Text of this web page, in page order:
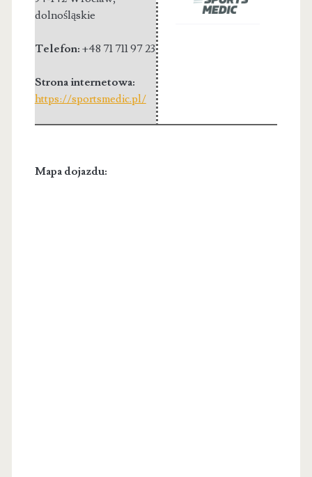
dolnośląskie
Telefon: +48 71 711 97 23
Strona internetowa:
https://sportsmedic.pl/
Mapa dojazdu: